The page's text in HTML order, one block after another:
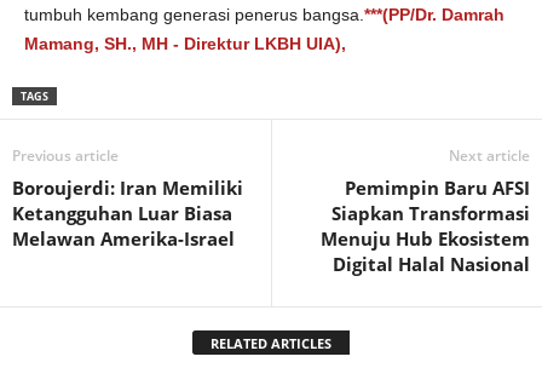
tumbuh kembang generasi penerus bangsa. ***(PP/Dr. Damrah
Mamang, SH., MH - Direktur LKBH UIA),
TAGS
Previous article
Boroujerdi: Iran Memiliki
Ketangguhan Luar Biasa
Melawan Amerika-Israel
Next article
Pemimpin Baru AFSI
Siapkan Transformasi
Menuju Hub Ekosistem
Digital Halal Nasional
RELATED ARTICLES